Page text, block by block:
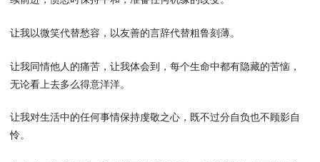
让我以微笑代替愁容，以友善的言辞代替粗鲁刻薄。
让我同情他人的痛苦，让我体会到，每个生命中都有隐藏的苦恼，
无论看上去多么得意洋洋。
让我对生活中的任何事情保持虔敬之心，既不过分自负也不顾影自
怜。